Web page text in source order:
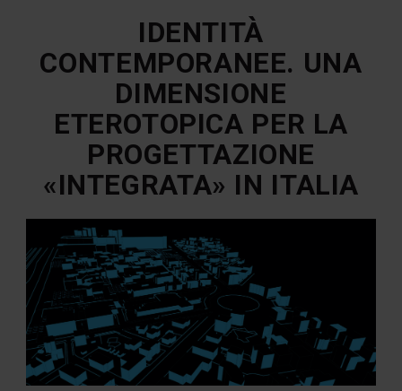
IDENTITÀ
CONTEMPORANEE. UNA
DIMENSIONE
ETEROTOPICA PER LA
PROGETTAZIONE
«INTEGRATA» IN ITALIA